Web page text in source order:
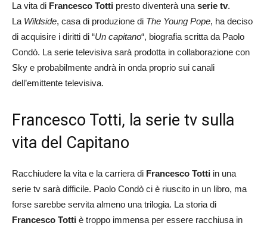
La vita di Francesco Totti presto diventerà una serie tv.
La Wildside, casa di produzione di The Young Pope, ha deciso
di acquisire i diritti di “Un capitano“, biografia scritta da Paolo
Condò. La serie televisiva sarà prodotta in collaborazione con
Sky e probabilmente andrà in onda proprio sui canali
dell’emittente televisiva.
Francesco Totti, la serie tv sulla
vita del Capitano
Racchiudere la vita e la carriera di Francesco Totti in una
serie tv sarà difficile. Paolo Condò ci è riuscito in un libro, ma
forse sarebbe servita almeno una trilogia. La storia di
Francesco Totti è troppo immensa per essere racchiusa in